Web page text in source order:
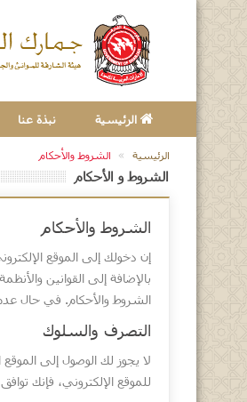
الرئيسية نبذة عنا
الرئيسية الشروط والأحكام
الشروط و الأحكام
الشروط والأحكام
إن دخولك إلى الموقع
بالإضافة إلى القوانين
الشروط والأحكام. في حال
التصرف والسلوك
لا يجوز لك الوصول إلى
للموقع الإلكتروني، فإنك